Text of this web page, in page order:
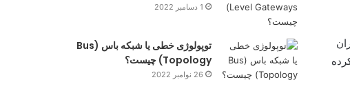
1 دسامبر 2022
توپولوژی خطی یا شبکه باس (Bus
Topology) چیست؟
26 نوامبر 2022